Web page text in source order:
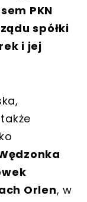
PKN
spółki
i jej
Orlen, w